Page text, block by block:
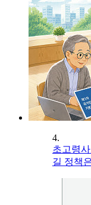
4.
초고령
길 정책